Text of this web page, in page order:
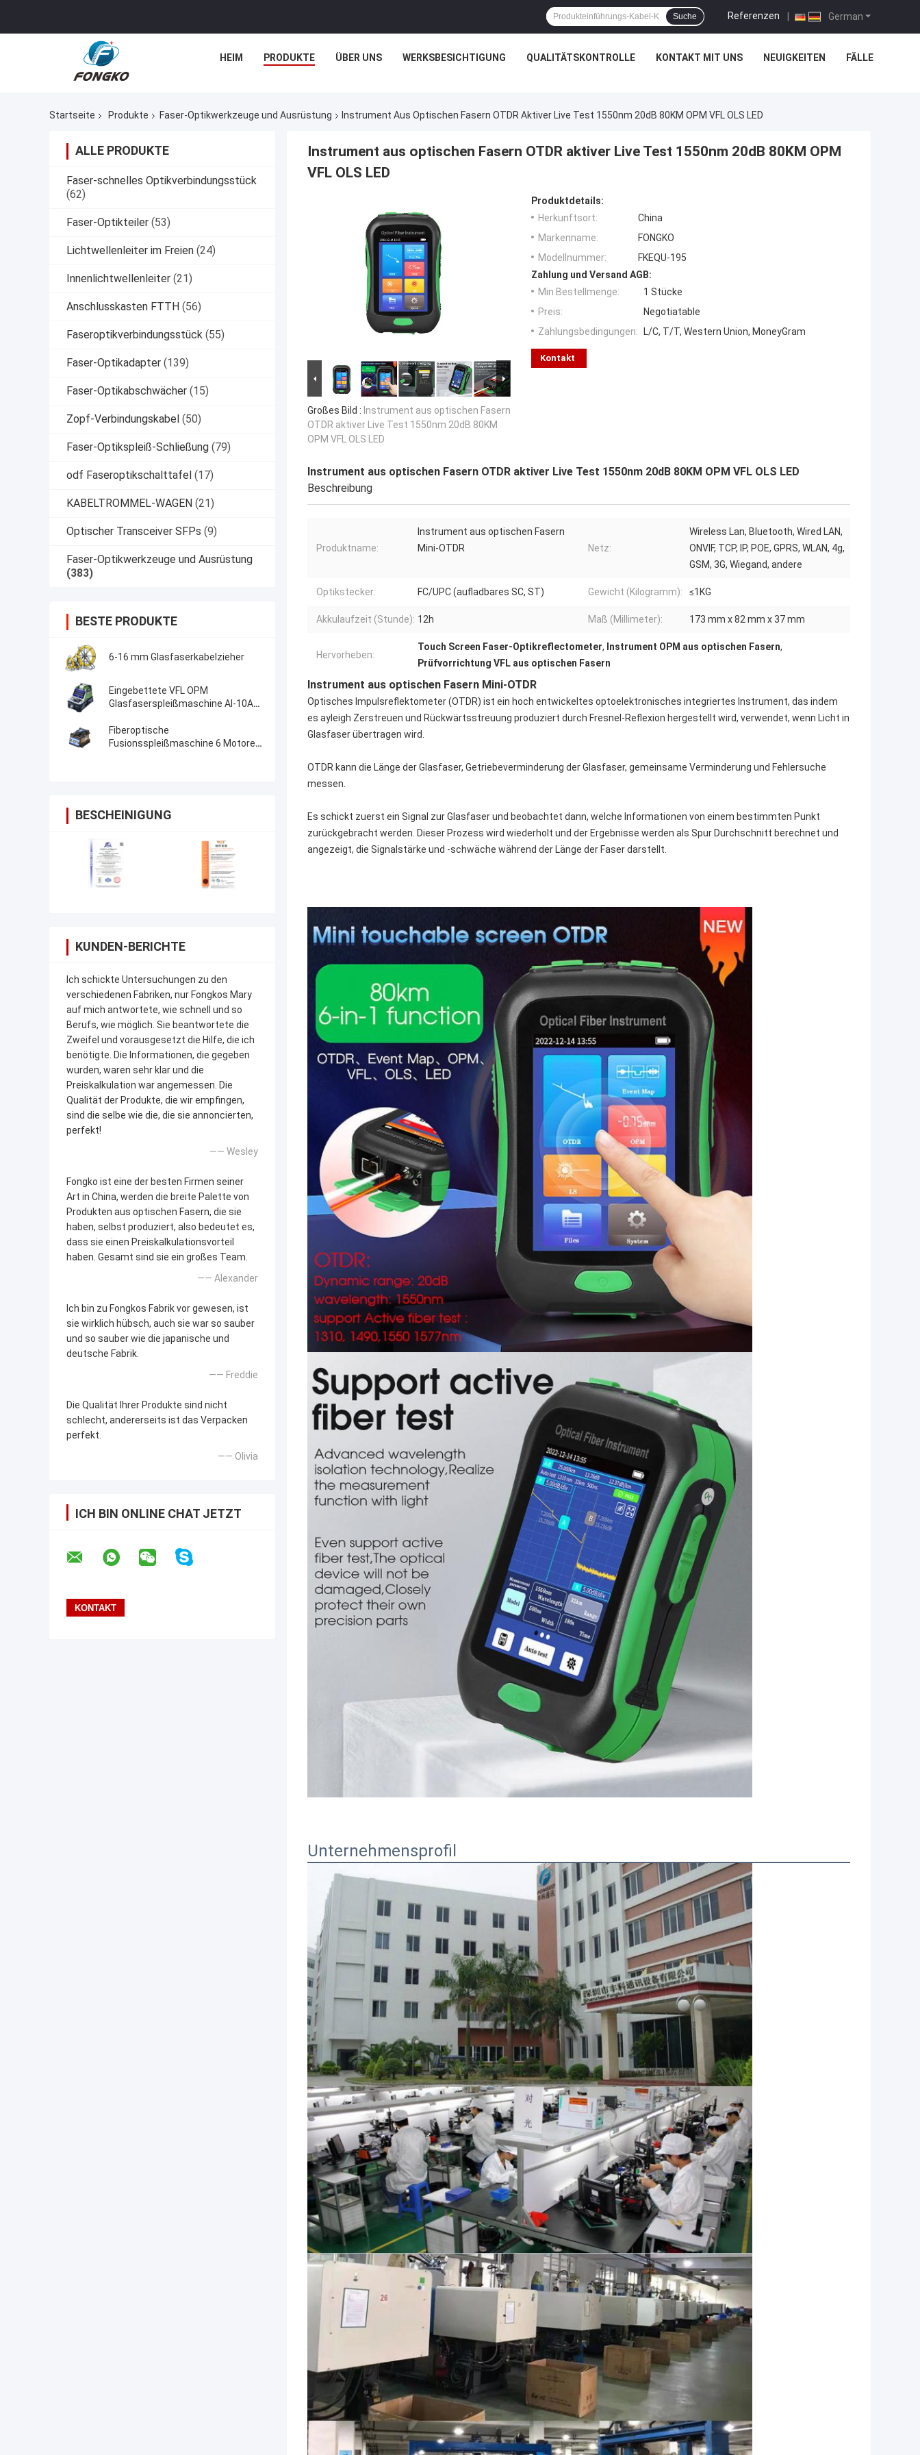
German
Referenzen |
Suche
HEIM PRODUKTE ÜBER UNS WERKSBESICHTIGUNG QUALITÄTSKONTROLLE KONTAKT MIT UNS NEUIGKEITEN FÄLLE
Startseite Produkte Faser-Optikwerkzeuge und Ausrüstung Instrument Aus Optischen Fasern OTDR Aktiver Live Test 1550nm 20dB 80KM OPM VFL OLS LED
ALLE PRODUKTE
Faser-schnelles Optikverbindungsstück
(62)
Faser-Optikteiler (53)
Lichtwellenleiter im Freien (24)
Innenlichtwellenleiter (21)
Anschlusskasten FTTH (56)
Faseroptikverbindungsstück (55)
Faser-Optikadapter (139)
Faser-Optikabschwächer (15)
Zopf-Verbindungskabel (50)
Faser-Optikspleiß-Schließung (79)
odf Faseroptikschalttafel (17)
KABELTROMMEL-WAGEN (21)
Optischer Transceiver SFPs (9)
Faser-Optikwerkzeuge und Ausrüstung
(383)
BESTE PRODUKTE
6-16 mm Glasfaserkabelzieher
Eingebettete VFL OPM
Glasfaserspleißmaschine AI-10A
Fusion Splicer
Fiberoptische
Fusionsspleißmaschine 6 Motoren
BESCHEINIGUNG
KUNDEN-BERICHTE
Ich schickte Untersuchungen zu den
verschiedenen Fabriken, nur Fongkos Mary
auf mich antwortete, wie schnell und so
Berufs, wie möglich. Sie beantwortete die
Zweifel und vorausgesetzt die Hilfe, die ich
benötigte. Die Informationen, die gegeben
wurden, waren sehr klar und die
Preiskalkulation war angemessen. Die
Qualität der Produkte, die wir empfingen,
sind die selbe wie die, die sie annoncierten,
perfekt!
—— Wesley
Fongko ist eine der besten Firmen seiner
Art in China, werden die breite Palette von
Produkten aus optischen Fasern, die sie
haben, selbst produziert, also bedeutet es,
dass sie einen Preiskalkulationsvorteil
haben. Gesamt sind sie ein großes Team.
—— Alexander
Ich bin zu Fongkos Fabrik vor gewesen, ist
sie wirklich hübsch, auch sie war so sauber
und so sauber wie die japanische und
deutsche Fabrik.
—— Freddie
Die Qualität Ihrer Produkte sind nicht
schlecht, andererseits ist das Verpacken
perfekt.
—— Olivia
ICH BIN ONLINE CHAT JETZT
Instrument aus optischen Fasern OTDR aktiver Live Test 1550nm 20dB 80KM OPM
VFL OLS LED
Großes Bild : Instrument aus optischen Fasern
OTDR aktiver Live Test 1550nm 20dB 80KM
OPM VFL OLS LED
Produktdetails:
Herkunftsort:
China
Markenname:
FONGKO
Modellnummer:
FKEQU-195
Zahlung und Versand AGB:
Min Bestellmenge:
1 Stücke
Preis:
Negotiatable
Zahlungsbedingungen:
L/C, T/T, Western Union, MoneyGram
Kontakt
Instrument aus optischen Fasern OTDR aktiver Live Test 1550nm 20dB 80KM OPM VFL OLS LED
Beschreibung
Produktname:
Instrument aus optischen Fasern
Mini-OTDR
Netz:
Wireless Lan, Bluetooth, Wired LAN,
ONVIF, TCP, IP, POE, GPRS, WLAN, 4g,
GSM, 3G, Wiegand, andere
Optikstecker: FC/UPC (aufladbares SC, ST) Gewicht (Kilogramm): ≤1KG
Akkulaufzeit (Stunde): 12h Maß (Millimeter): 173 mm x 82 mm x 37 mm
Hervorheben:
Touch Screen Faser-Optikreflectometer, Instrument OPM aus optischen Fasern,
Prüfvorrichtung VFL aus optischen Fasern
Instrument aus optischen Fasern Mini-OTDR
Optisches Impulsreflektometer (OTDR) ist ein hoch entwickeltes optoelektronisches integriertes Instrument, das indem
es ayleigh Zerstreuen und Rückwärtsstreuung produziert durch Fresnel-Reflexion hergestellt wird, verwendet, wenn Licht in
Glasfaser übertragen wird.
OTDR kann die Länge der Glasfaser, Getriebeverminderung der Glasfaser, gemeinsame Verminderung und Fehlersuche
messen.
Es schickt zuerst ein Signal zur Glasfaser und beobachtet dann, welche Informationen von einem bestimmten Punkt
zurückgebracht werden. Dieser Prozess wird wiederholt und der Ergebnisse werden als Spur Durchschnitt berechnet und
angezeigt, die Signalstärke und -schwäche während der Länge der Faser darstellt.
Unternehmensprofil